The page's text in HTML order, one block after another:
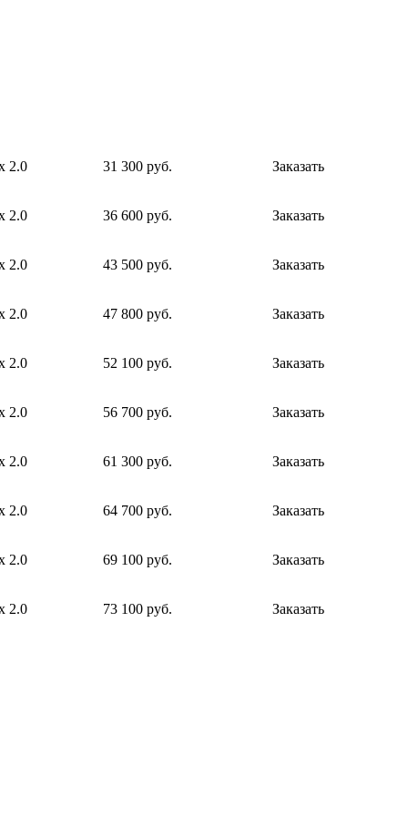
2.0 31 300 руб. Заказать
2.0 36 600 руб. Заказать
2.0 43 500 руб. Заказать
2.0 47 800 руб. Заказать
2.0 52 100 руб. Заказать
2.0 56 700 руб. Заказать
2.0 61 300 руб. Заказать
2.0 64 700 руб. Заказать
2.0 69 100 руб. Заказать
2.0 73 100 руб. Заказать